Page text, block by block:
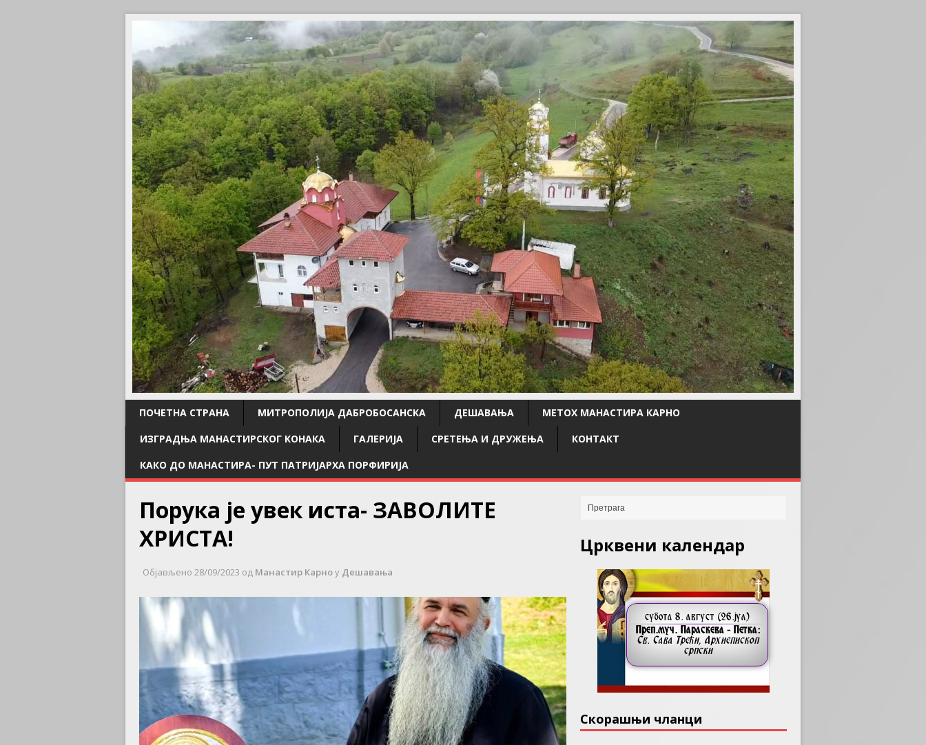
ПОЧЕТНА СТРАНА МИТРОПОЛИЈА ДАБРОБОСАНСКА ДЕШАВАЊА
МЕТОХ МАНАСТИРА КАРНО
ИЗГРАДЊА МАНАСТИРСКОГ КОНАКА
ГАЛЕРИЈА СРЕТЕЊА И ДРУЖЕЊА
КОНТАКТ
КАКО ДО МАНАСТИРА- ПУТ ПАТРИЈАРХА ПОРФИРИЈА
Порука је увек иста- ЗАВОЛИТЕ
ХРИСТА!
Објављено 28/09/2023 од Манастир Карноу Дешавања
Црквени календар
Скорашњи чланци